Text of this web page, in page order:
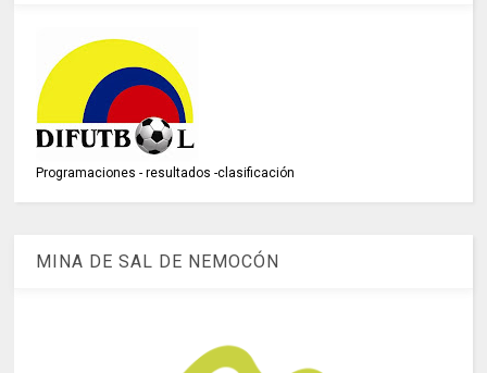
Programaciones - resultados -clasificación
MINA DE SAL DE NEMOCÓN